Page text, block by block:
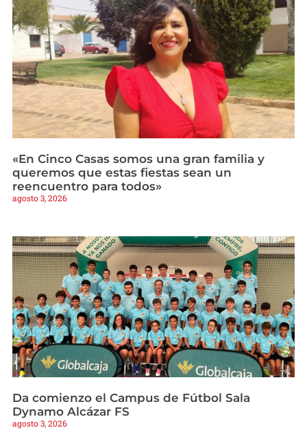
«En Cinco Casas somos una gran familia y
queremos que estas fiestas sean un
reencuentro para todos»
agosto 3, 2026
Da comienzo el Campus de Fútbol Sala
Dynamo Alcázar FS
agosto 3, 2026